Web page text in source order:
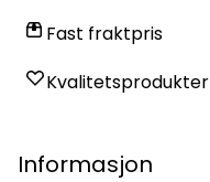
Fast fraktpris
Kvalitetsprodukter
Informasjon